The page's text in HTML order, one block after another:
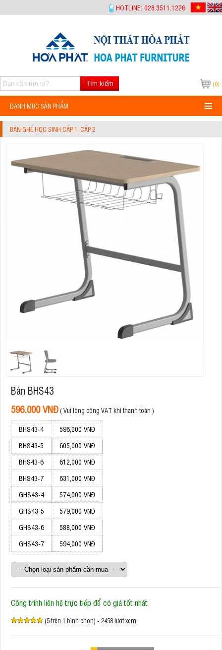
HOTLINE: 028.3511.1226
(0)
Tìm kiếm
DANH MỤC SẢN PHẨM
BÀN GHẾ HỌC SINH CẤP 1, CẤP 2
Bàn BHS43
596.000 VNĐ( Vui lòng cộng VAT khi thanh toán )
BHS43-4
596,000 VNĐ
BHS43-5
605,000 VNĐ
BHS43-6
612,000 VNĐ
BHS43-7
631,000 VNĐ
GHS43-4
574,000 VNĐ
GHS43-5
579,000 VNĐ
GHS43-6
588,000 VNĐ
GHS43-7
594,000 VNĐ
Công trình liên hệ trực tiếp để có giá tốt nhất
(5 trên 1 bình chọn) - 2458 lượt xem